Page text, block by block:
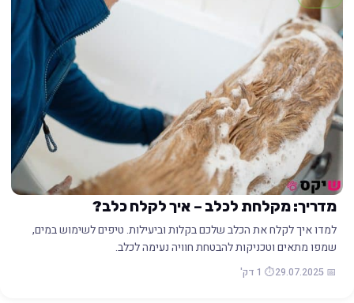
מדריך: מקלחת לכלב – איך לקלח כלב?
למדו איך לקלח את הכלב שלכם בקלות וביעילות. טיפים לשימוש במים,
שמפו מתאים וטכניקות להבטחת חוויה נעימה לכלב.
📅 29.07.2025 ⏱️ 1 דק'